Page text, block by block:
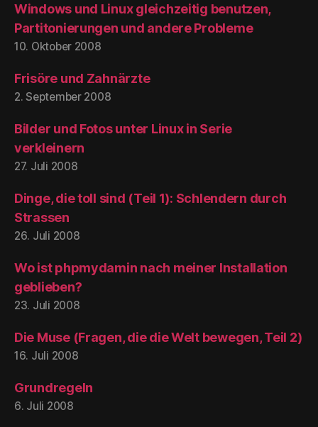
Windows und Linux gleichzeitig benutzen,
Partitonierungen und andere Probleme
10. Oktober 2008
Frisöre und Zahnärzte
2. September 2008
Bilder und Fotos unter Linux in Serie
verkleinern
27. Juli 2008
Dinge, die toll sind (Teil 1): Schlendern durch
Strassen
26. Juli 2008
Wo ist phpmydamin nach meiner Installation
geblieben?
23. Juli 2008
Die Muse (Fragen, die die Welt bewegen, Teil 2)
16. Juli 2008
Grundregeln
6. Juli 2008